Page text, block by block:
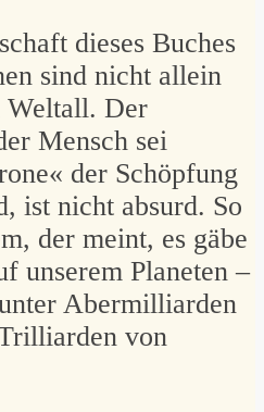
dieses Buches
sind nicht allein
Weltall. Der
Mensch sei
der Schöpfung
ist nicht absurd. So
der meint, es gäbe
unserem Planeten –
Abermilliarden
von